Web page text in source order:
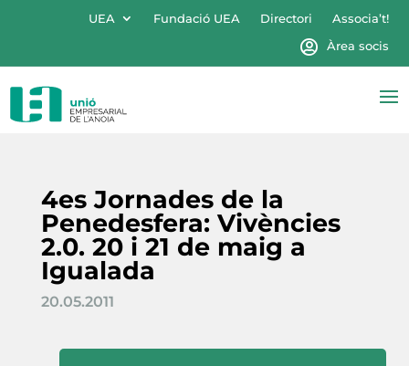
UEA Fundació UEA Directori
Associa’t!
Àrea socis
4es Jornades de la
Penedesfera: Vivències
2.0. 20 i 21 de maig a
Igualada
20.05.2011